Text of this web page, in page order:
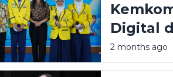
Digital
Pelajar
2 months ago